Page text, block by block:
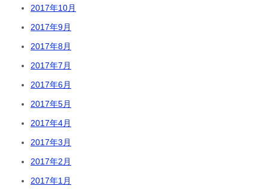
2017年10月
2017年9月
2017年8月
2017年7月
2017年6月
2017年5月
2017年4月
2017年3月
2017年2月
2017年1月